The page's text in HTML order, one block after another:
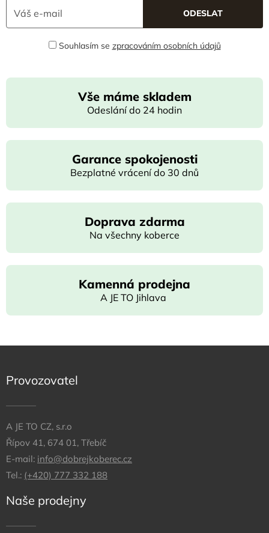
Souhlasím se zpracováním osobních údajů
Vše máme skladem
Odeslání do 24 hodin
Garance spokojenosti
Bezplatné vrácení do 30 dnů
Doprava zdarma
Na všechny koberce
Kamenná prodejna
A JE TO Jihlava
Provozovatel
A JE TO CZ, s.r.o
Řípov 41, 674 01, Třebíč
E-mail: info@dobrejkoberec.cz
Tel.: (+420) 777 332 188
Naše prodejny